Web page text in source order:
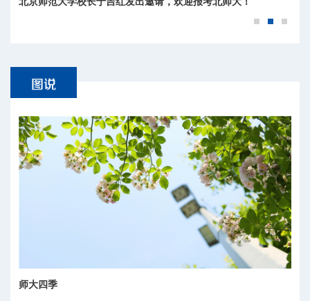
师大四季